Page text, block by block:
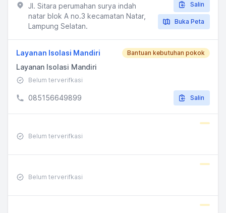
Jl. Sitara perumahan surya indah
natar blok A no.3 kecamatan Natar,
Lampung Selatan.
Salin
Buka Peta
Layanan Isolasi Mandiri Bantuan kebutuhan pokok
Layanan Isolasi Mandiri
Belum terverifkasi
085156649899 Salin
Belum terverifkasi
Belum terverifkasi